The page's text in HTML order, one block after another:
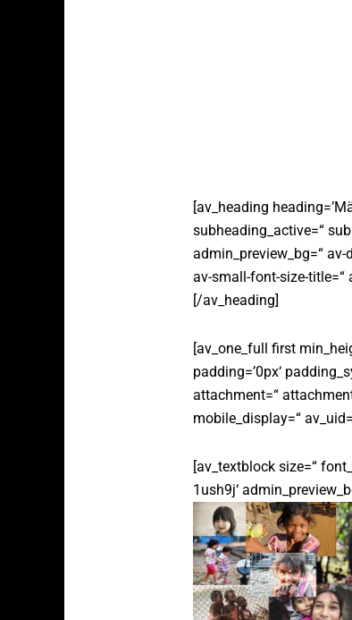
[av_heading
subheading_active=“
admin_preview_bg=“
av-small-font-size-title=“
[/av_heading]
[av_one_full first
padding=’0px‘
attachment=“
mobile_display=“
[av_textblock size=“
1ush9j‘